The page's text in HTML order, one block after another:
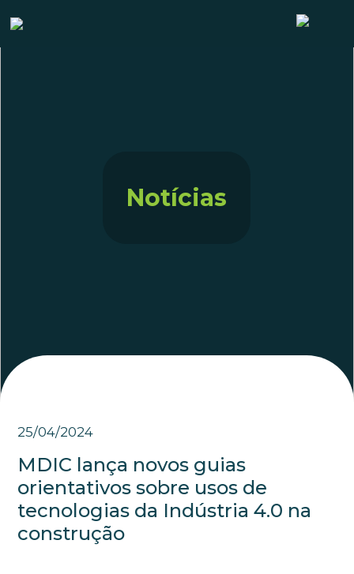
Notícias
25/04/2024
MDIC lança novos guias
orientativos sobre usos de
tecnologias da Indústria 4.0 na
construção